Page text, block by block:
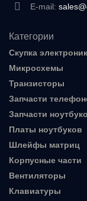
E-mail:
Категории
Скупка
Микросхемы
Транзисторы
Запчасти
Запчасти
Платы ноутбуков
Шлейфы матриц
Корпусные части
Вентиляторы
Клавиатуры